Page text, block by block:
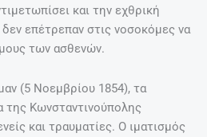
και την εχθρική
επέτρεπαν στις νοσοκόμες να
των ασθενών.
(5 Νοεμβρίου 1854), τα
της Κωνσταντινούπολης
και τραυματίες. Ο ιματισμός